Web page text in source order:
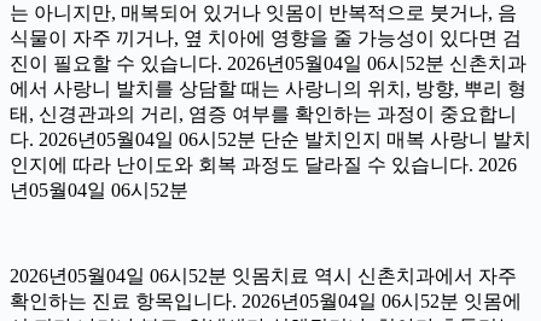
는 아니지만, 매복되어 있거나 잇몸이 반복적으로 붓거나, 음
식물이 자주 끼거나, 옆 치아에 영향을 줄 가능성이 있다면 검
진이 필요할 수 있습니다. 2026년05월04일 06시52분 신촌치과
에서 사랑니 발치를 상담할 때는 사랑니의 위치, 방향, 뿌리 형
태, 신경관과의 거리, 염증 여부를 확인하는 과정이 중요합니
다. 2026년05월04일 06시52분 단순 발치인지 매복 사랑니 발치
인지에 따라 난이도와 회복 과정도 달라질 수 있습니다. 2026
년05월04일 06시52분
2026년05월04일 06시52분 잇몸치료 역시 신촌치과에서 자주
확인하는 진료 항목입니다. 2026년05월04일 06시52분 잇몸에